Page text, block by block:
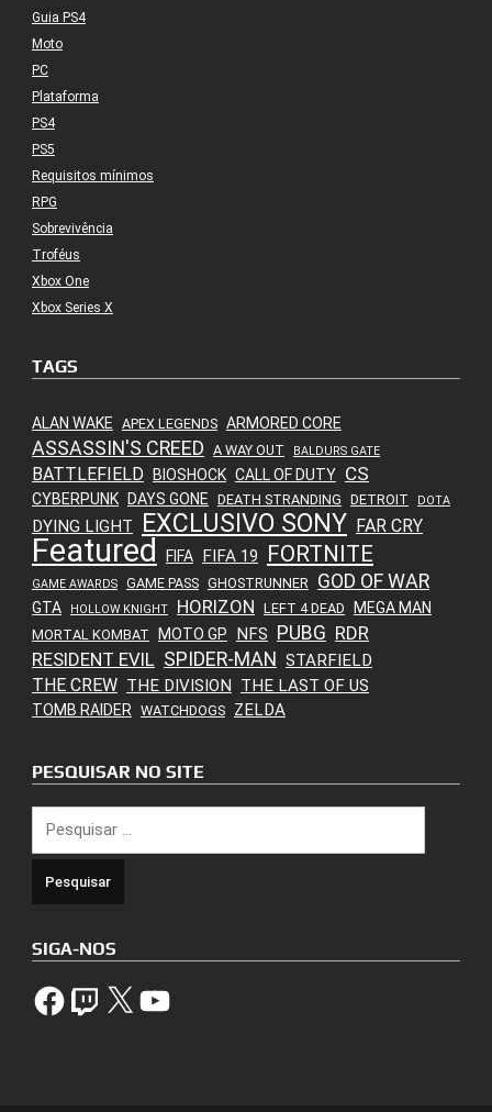
Guia PS4
Moto
PC
Plataforma
PS4
PS5
Requisitos mínimos
RPG
Sobrevivência
Troféus
Xbox One
Xbox Series X
TAGS
ALAN WAKE APEX LEGENDS ARMORED CORE
ASSASSIN'S CREED A WAY OUT BALDURS GATE
BATTLEFIELD BIOSHOCK CALL OF DUTY CS
CYBERPUNK DAYS GONE DEATH STRANDING DETROIT DOTA
DYING LIGHT EXCLUSIVO SONY FAR CRY
Featured FIFA FIFA 19 FORTNITE
GAME AWARDS GAME PASS GHOSTRUNNER GOD OF WAR
GTA HOLLOW KNIGHT HORIZON LEFT 4 DEAD MEGA MAN
MORTAL KOMBAT MOTO GP NFS PUBG RDR
RESIDENT EVIL SPIDER-MAN STARFIELD
THE CREW THE DIVISION THE LAST OF US
TOMB RAIDER WATCHDOGS ZELDA
PESQUISAR NO SITE
por:
SIGA-NOS
FacebookTwitch X YouTube